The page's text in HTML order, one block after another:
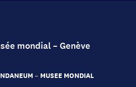
mondial – Genève
– MUSEE MONDIAL